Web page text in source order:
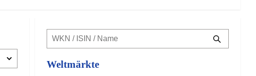
Weltmärkte